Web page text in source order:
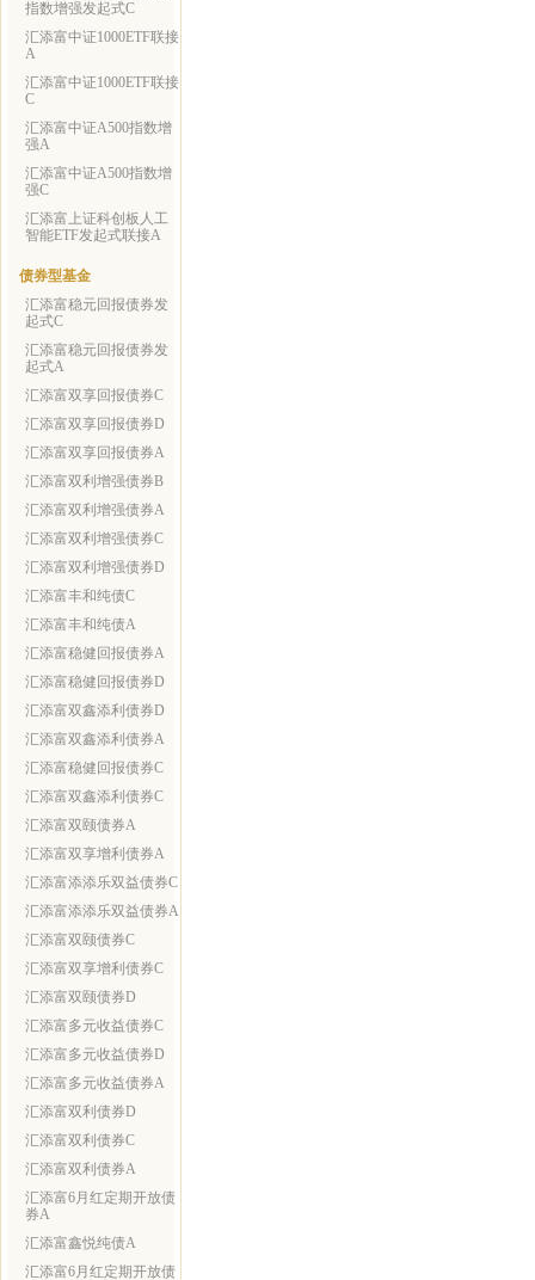
指数增强发起式C
汇添富中证1000ETF联接
A
汇添富中证1000ETF联接
C
汇添富中证A500指数增
强A
汇添富中证A500指数增
强C
汇添富上证科创板人工
智能ETF发起式联接A
债券型基金
汇添富稳元回报债券发
起式C
汇添富稳元回报债券发
起式A
汇添富双享回报债券C
汇添富双享回报债券D
汇添富双享回报债券A
汇添富双利增强债券B
汇添富双利增强债券A
汇添富双利增强债券C
汇添富双利增强债券D
汇添富丰和纯债C
汇添富丰和纯债A
汇添富稳健回报债券A
汇添富稳健回报债券D
汇添富双鑫添利债券D
汇添富双鑫添利债券A
汇添富稳健回报债券C
汇添富双鑫添利债券C
汇添富双颐债券A
汇添富双享增利债券A
汇添富添添乐双益债券C
汇添富添添乐双益债券A
汇添富双颐债券C
汇添富双享增利债券C
汇添富双颐债券D
汇添富多元收益债券C
汇添富多元收益债券D
汇添富多元收益债券A
汇添富双利债券D
汇添富双利债券C
汇添富双利债券A
汇添富6月红定期开放债
券A
汇添富鑫悦纯债A
汇添富6月红定期开放债